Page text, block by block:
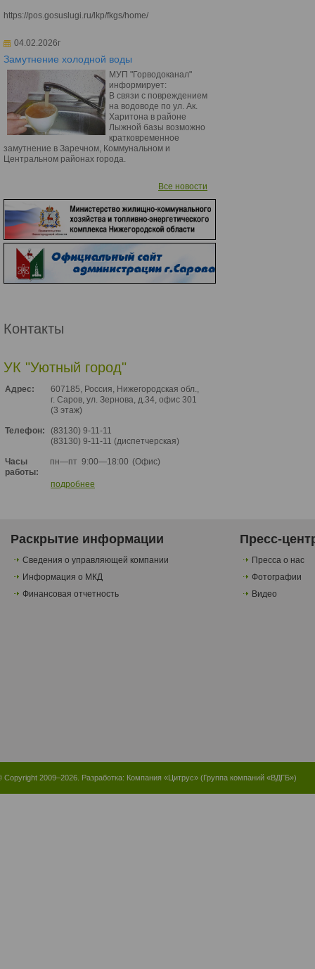
https://pos.gosuslugi.ru/lkp/fkgs/home/
04.02.2026г
Замутнение холодной воды
МУП "Горводоканал"
информирует:
В связи с повреждением
на водоводе по ул. Ак.
Харитона в районе
Лыжной базы возможно
кратковременное
замутнение в Заречном, Коммунальном и
Центральном районах города.
Все новости
Контакты
УК "Уютный город"
Адрес:
607185, Россия, Нижегородская обл.,
г. Саров, ул. Зернова, д.34, офис 301
(3 этаж)
Телефон:
(83130) 9-11-11
(83130) 9-11-11 (диспетчерская)
Часы
работы:
пн—пт 9:00—18:00 (Офис)
подробнее
Раскрытие информации
Сведения о управляющей компании
Информация о МКД
Финансовая отчетность
Пресс-
Пресса о нас
Фотографии
Видео
Copyright 2009–2026. Разработка: Компания «Цитрус» (Группа компаний «ВДГБ»)